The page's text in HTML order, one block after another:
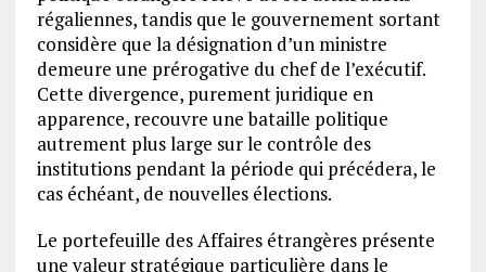
régaliennes, tandis que le gouvernement sortant
considère que la désignation d’un ministre
demeure une prérogative du chef de l’exécutif.
Cette divergence, purement juridique en
apparence, recouvre une bataille politique
autrement plus large sur le contrôle des
institutions pendant la période qui précédera, le
cas échéant, de nouvelles élections.
Le portefeuille des Affaires étrangères présente
une valeur stratégique particulière dans le